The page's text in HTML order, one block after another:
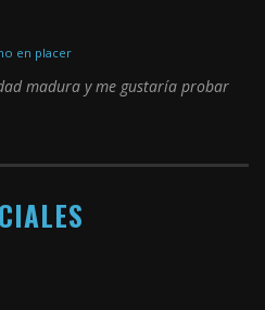
en placer
madura y me gustaría probar